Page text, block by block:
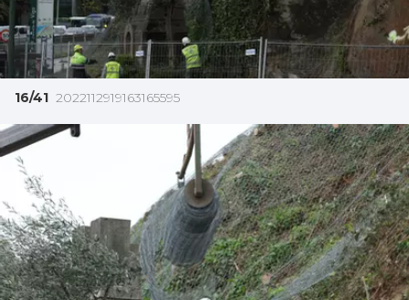
16/41 2022112919163165595